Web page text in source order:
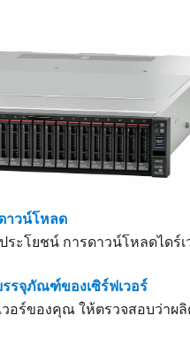
าวน์โหลด
ระโยชน์ การดาวน์โหลดไดร์
รจุภัณฑ์ของเซิร์ฟเวอร์
วอร์ของคุณ ให้ตรวจสอบว่